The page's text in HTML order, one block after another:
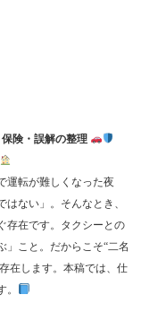
険・誤解の整理
運転が難しくなった夜
ない」。そんなとき、
存在です。タクシーとの
」こと。だからこそ“二名
在します。本稿では、仕